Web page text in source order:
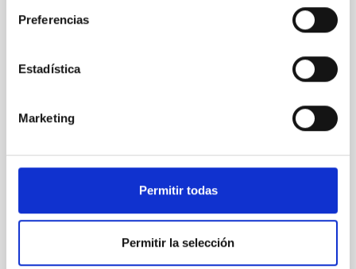
Preferencias
Estadística
Marketing
Permitir todas
Permitir la selección
Joining forces: 30 years of optical
monitoring of the Einstein Cross
quadruply-imaged gravitationally lensed quasar QSO
hemispheres and using a new photometric
from the lens system to accurately determine the